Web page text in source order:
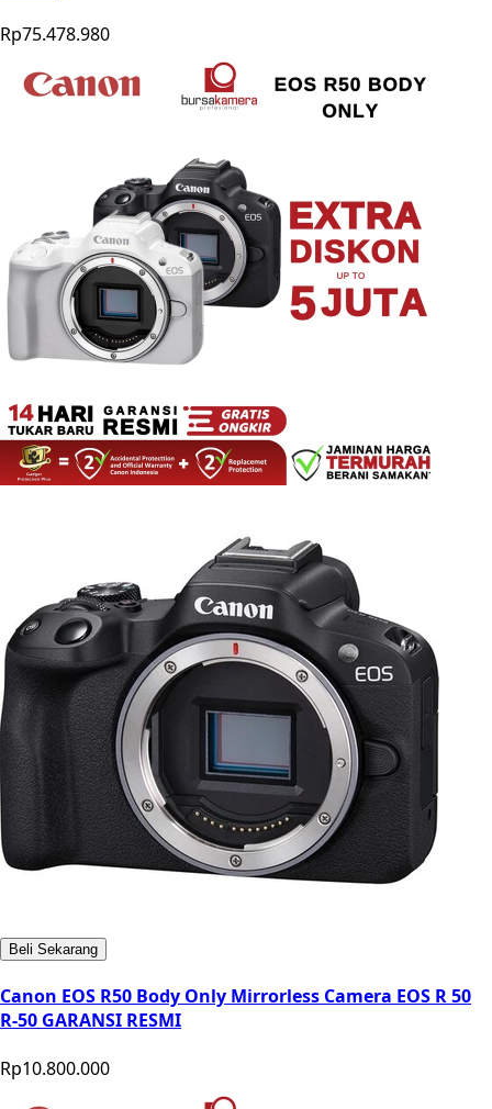
Rp75.478.980
Beli Sekarang
Canon EOS R50 Body Only Mirrorless Camera EOS R 50
R-50 GARANSI RESMI
Rp10.800.000